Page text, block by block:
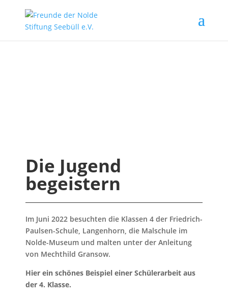
SCHULEN /
MALSCHULE
Die Jugend
begeistern
Im Juni 2022 besuchten die Klassen 4 der Friedrich-
Paulsen-Schule, Langenhorn, die Malschule im
Nolde-Museum und malten unter der Anleitung
von Mechthild Gransow.
Hier ein schönes Beispiel einer Schülerarbeit aus
der 4. Klasse.